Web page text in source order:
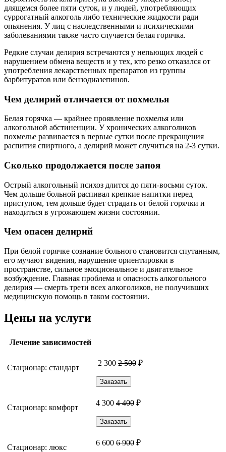
длящемся более пяти суток, и у людей, употребляющих
суррогатный алкоголь либо технические жидкости ради
опьянения. У лиц с наследственными и психическими
заболеваниями также часто случается белая горячка.
Редкие случаи делирия встречаются у непьющих людей с
нарушением обмена веществ и у тех, кто резко отказался от
употребления лекарственных препаратов из группы
барбитуратов или бензодиазепинов.
Чем делирий отличается от похмелья
Белая горячка — крайнее проявление похмелья или
алкогольной абстиненции. У хронических алкоголиков
похмелье развивается в первые сутки после прекращения
распития спиртного, а делирий может случиться на 2-3 сутки.
Сколько продолжается после запоя
Острый алкогольный психоз длится до пяти-восьми суток.
Чем дольше больной распивал крепкие напитки перед
приступом, тем дольше будет страдать от белой горячки и
находиться в угрожающем жизни состоянии.
Чем опасен делирий
При белой горячке сознание больного становится спутанным,
его мучают видения, нарушение ориентировки в
пространстве, сильное эмоциональное и двигательное
возбуждение. Главная проблема и опасность алкогольного
делирия — смерть трети всех алкоголиков, не получивших
медицинскую помощь в таком состоянии.
Цены на услуги
Лечение зависимостей
Стационар: стандарт
2 300 2 500 ₽
Заказать
Стационар: комфорт
4 300 4 400 ₽
Заказать
Стационар: люкс
6 600 6 900 ₽